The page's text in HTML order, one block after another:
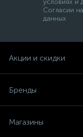
условиях и
Согласии
данных
Акции и скидки
Бренды
Магазины